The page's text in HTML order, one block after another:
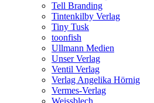
Tell Branding
Tintenkilby Verlag
Tiny Tusk
toonfish
Ullmann Medien
Unser Verlag
Ventil Verlag
Verlag Angelika Hörnig
Vermes-Verlag
Weissblech